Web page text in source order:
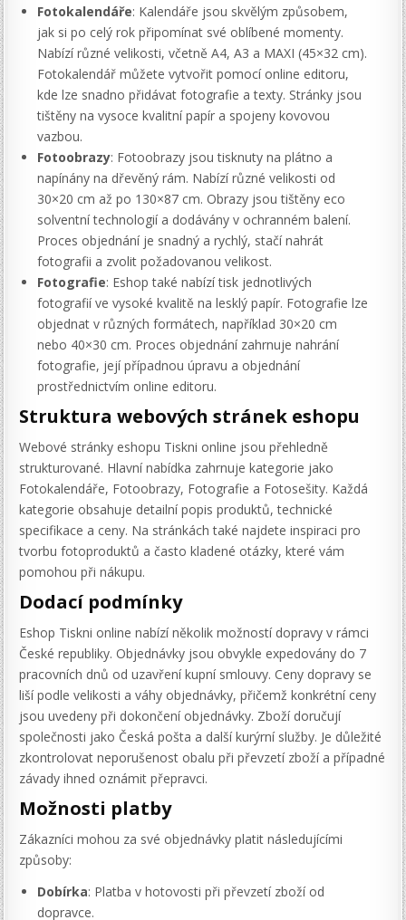
Fotokalendáře: Kalendáře jsou skvělým způsobem,
jak si po celý rok připomínat své oblíbené momenty.
Nabízí různé velikosti, včetně A4, A3 a MAXI (45×32 cm).
Fotokalendář můžete vytvořit pomocí online editoru,
kde lze snadno přidávat fotografie a texty. Stránky jsou
tištěny na vysoce kvalitní papír a spojeny kovovou
vazbou.
Fotoobrazy: Fotoobrazy jsou tisknuty na plátno a
napínány na dřevěný rám. Nabízí různé velikosti od
30×20 cm až po 130×87 cm. Obrazy jsou tištěny eco
solventní technologií a dodávány v ochranném balení.
Proces objednání je snadný a rychlý, stačí nahrát
fotografii a zvolit požadovanou velikost.
Fotografie: Eshop také nabízí tisk jednotlivých
fotografií ve vysoké kvalitě na lesklý papír. Fotografie lze
objednat v různých formátech, například 30×20 cm
nebo 40×30 cm. Proces objednání zahrnuje nahrání
fotografie, její případnou úpravu a objednání
prostřednictvím online editoru.
Struktura webových stránek eshopu
Webové stránky eshopu Tiskni online jsou přehledně
strukturované. Hlavní nabídka zahrnuje kategorie jako
Fotokalendáře, Fotoobrazy, Fotografie a Fotosešity. Každá
kategorie obsahuje detailní popis produktů, technické
specifikace a ceny. Na stránkách také najdete inspiraci pro
tvorbu fotoproduktů a často kladené otázky, které vám
pomohou při nákupu.
Dodací podmínky
Eshop Tiskni online nabízí několik možností dopravy v rámci
České republiky. Objednávky jsou obvykle expedovány do 7
pracovních dnů od uzavření kupní smlouvy. Ceny dopravy se
liší podle velikosti a váhy objednávky, přičemž konkrétní ceny
jsou uvedeny při dokončení objednávky. Zboží doručují
společnosti jako Česká pošta a další kurýrní služby. Je důležité
zkontrolovat neporušenost obalu při převzetí zboží a případné
závady ihned oznámit přepravci.
Možnosti platby
Zákazníci mohou za své objednávky platit následujícími
způsoby:
Dobírka: Platba v hotovosti při převzetí zboží od
dopravce.